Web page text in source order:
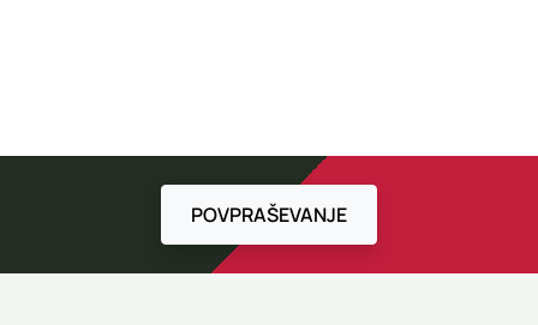
POVPRAŠEVANJE